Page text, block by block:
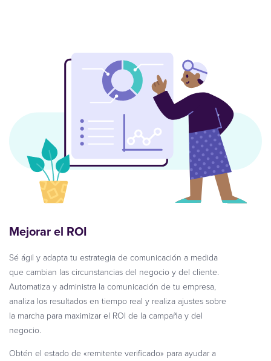
Mejorar el ROI
Sé ágil y adapta tu estrategia de comunicación a medida
que cambian las circunstancias del negocio y del cliente.
Automatiza y administra la comunicación de tu empresa,
analiza los resultados en tiempo real y realiza ajustes sobre
la marcha para maximizar el ROI de la campaña y del
negocio.
Obtén el estado de «remitente verificado» para ayudar a